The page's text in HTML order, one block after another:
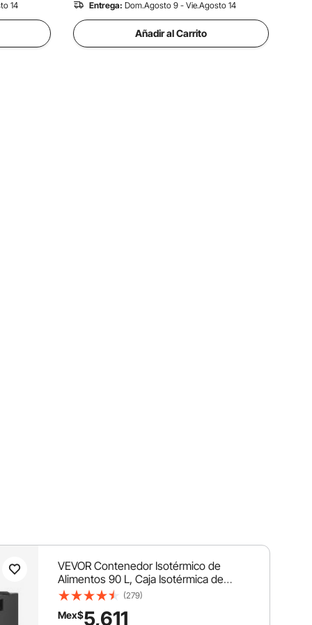
14 Entrega: Dom.Agosto 9 - Vie.Agosto 14
Añadir al Carrito
VEVOR Contenedor Isotérmico de
Alimentos 90 L, Caja Isotérmica de
LLDPE No Eléctrico, con Ruedas y
Bandejas de Varios Tamaños (NO
(279)
Mex$5,611